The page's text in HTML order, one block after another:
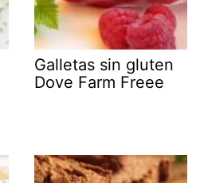
Galletas sin gluten
Dove Farm Freee